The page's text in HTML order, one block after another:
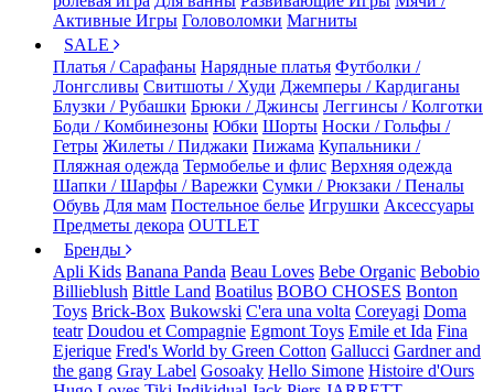
Активные Игры Головоломки Магниты
SALE
Платья / Сарафаны Нарядные платья Футболки /
Лонгсливы Свитшоты / Худи Джемперы / Кардиганы
Блузки / Рубашки Брюки / Джинсы Леггинсы / Колготки
Боди / Комбинезоны Юбки Шорты Носки / Гольфы /
Гетры Жилеты / Пиджаки Пижама Купальники /
Пляжная одежда Термобелье и флис Верхняя одежда
Шапки / Шарфы / Варежки Сумки / Рюкзаки / Пеналы
Обувь Для мам Постельное белье Игрушки Аксессуары
Предметы декора OUTLET
Бренды
Apli Kids Banana Panda Beau Loves Bebe Organic Bebobio
Billieblush Bittle Land Boatilus BOBO CHOSES Bonton
Toys Brick-Box Bukowski C'era una volta Coreyagi Doma
teatr Doudou et Compagnie Egmont Toys Emile et Ida Fina
Ejerique Fred's World by Green Cotton Gallucci Gardner and
the gang Gray Label Gosoaky Hello Simone Histoire d'Ours